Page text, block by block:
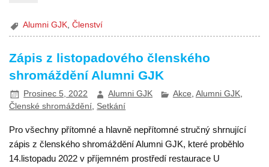
Alumni GJK,Členství
Zápis z listopadového členského
shromáždění Alumni GJK
Prosinec 5, 2022 Alumni GJK Akce, Alumni GJK,
Členské shromáždění Setkání
Pro všechny přítomné a hlavně nepřítomné stručný shrnující
zápis z členského shromáždění Alumni GJK, které proběhlo
14.listopadu 2022 v příjemném prostředí restaurace U